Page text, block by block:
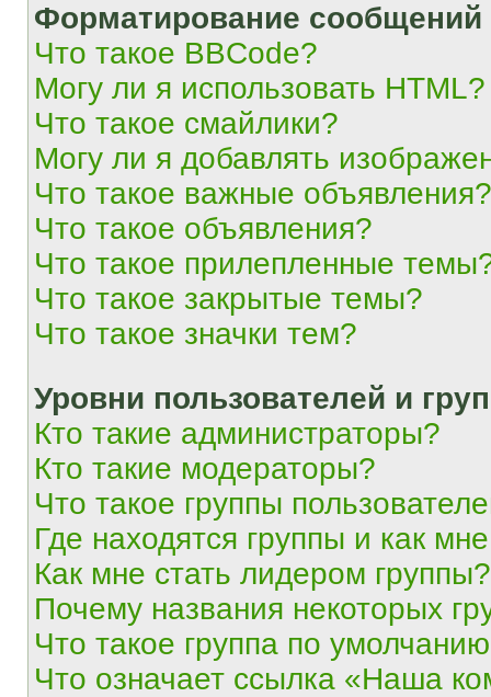
Форматирование
Что такое BBCode?
Могу ли я использовать HTML?
Что такое смайлики?
Могу ли я добавлять
Что такое важные объявления?
Что такое объявления?
Что такое прилепленные
Что такое закрытые темы?
Что такое значки тем?
Уровни пользователей и
Кто такие администраторы?
Кто такие модераторы?
Что такое группы
Где находятся группы и как
Как мне стать лидером группы?
Почему названия некоторых
Что такое группа по
Что означает ссылка «Наша